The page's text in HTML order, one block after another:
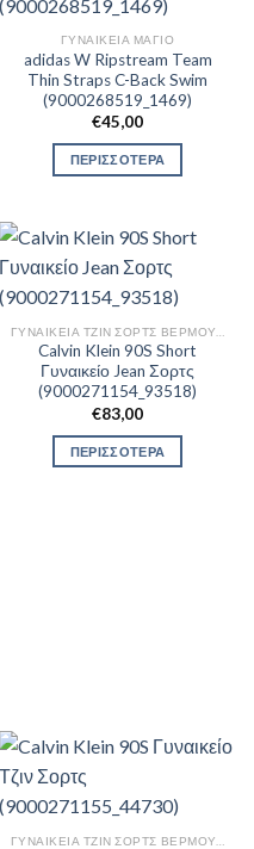
ΓΥΝΑΙΚΕΊΑ ΜΑΓΙΌ
adidas W Ripstream Team
Thin Straps C-Back Swim
(9000268519_1469)
€45,00
ΠΕΡΙΣΣΟΤΕΡΑ
Calvin Klein 90S Short
Γυναικείο Jean Σορτς
(9000271154_93518)
€83,00
ΠΕΡΙΣΣΟΤΕΡΑ